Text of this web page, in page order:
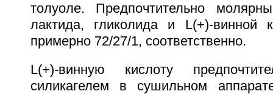
толуоле. Предпочтительно
лактида, гликолида и L(+)-виннoй
примерно 72/27/1, соответственно.
L(+)-винную кислоту
силикагелем в сушильном